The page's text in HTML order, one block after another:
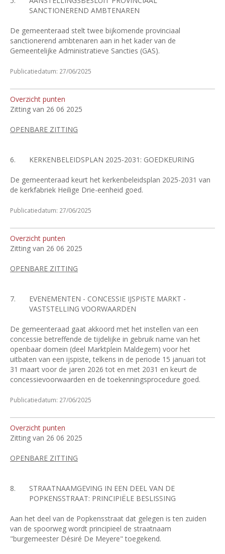
SANCTIONEREND AMBTENAREN
De gemeenteraad stelt twee bijkomende provinciaal
sanctionerend ambtenaren aan in het kader van de
Gemeentelijke Administratieve Sancties (GAS).
Publicatiedatum: 27/06/2025
Overzicht punten
Zitting van 26 06 2025
OPENBARE ZITTING
6. KERKENBELEIDSPLAN 2025-2031: GOEDKEURING
De gemeenteraad keurt het kerkenbeleidsplan 2025-2031 van
de kerkfabriek Heilige Drie-eenheid goed.
Publicatiedatum: 27/06/2025
Overzicht punten
Zitting van 26 06 2025
OPENBARE ZITTING
7.
EVENEMENTEN - CONCESSIE IJSPISTE MARKT -
VASTSTELLING VOORWAARDEN
De gemeenteraad gaat akkoord met het instellen van een
concessie betreffende de tijdelijke in gebruik name van het
openbaar domein (deel Marktplein Maldegem) voor het
uitbaten van een ijspiste, telkens in de periode 15 januari tot
31 maart voor de jaren 2026 tot en met 2031 en keurt de
concessievoorwaarden en de toekenningsprocedure goed.
Publicatiedatum: 27/06/2025
Overzicht punten
Zitting van 26 06 2025
OPENBARE ZITTING
8.
STRAATNAAMGEVING IN EEN DEEL VAN DE
POPKENSSTRAAT: PRINCIPIËLE BESLISSING
Aan het deel van de Popkensstraat dat gelegen is ten zuiden
van de spoorweg wordt principieel de straatnaam
"burgemeester Désiré De Meyere" toegekend.